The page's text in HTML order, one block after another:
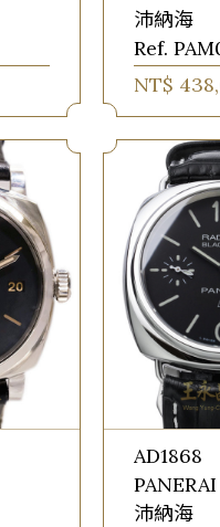
沛納海
Ref.
NT$
AD1868
PANERAI
沛納海